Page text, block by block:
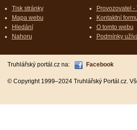
Tisk stránky
Mapa webu
Hledání
Nahoru
Provozovatel
Kontaktní
O tomto webu
Podmínky
Truhlářský portál.cz na: Facebook
© Copyright 1999–2024 Truhlářský Portál.cz.